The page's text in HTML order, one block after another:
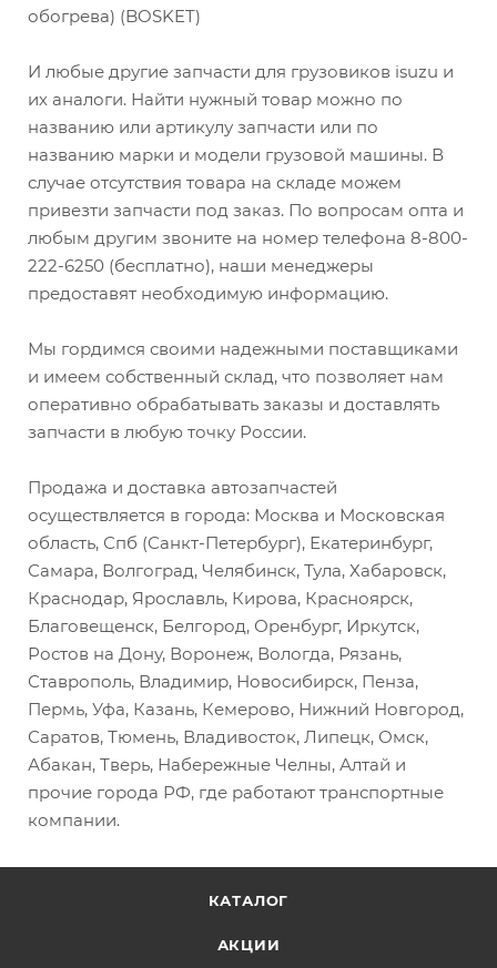
обогрева) (BOSKET)
И любые другие запчасти для грузовиков isuzu и
их аналоги. Найти нужный товар можно по
названию или артикулу запчасти или по
названию марки и модели грузовой машины. В
случае отсутствия товара на складе можем
привезти запчасти под заказ. По вопросам опта и
любым другим звоните на номер телефона 8-800-
222-6250 (бесплатно), наши менеджеры
предоставят необходимую информацию.
Мы гордимся своими надежными поставщиками
и имеем собственный склад, что позволяет нам
оперативно обрабатывать заказы и доставлять
запчасти в любую точку России.
Продажа и доставка автозапчастей
осуществляется в города: Москва и Московская
область, Спб (Санкт-Петербург), Екатеринбург,
Самара, Волгоград, Челябинск, Тула, Хабаровск,
Краснодар, Ярославль, Кирова, Красноярск,
Благовещенск, Белгород, Оренбург, Иркутск,
Ростов на Дону, Воронеж, Вологда, Рязань,
Ставрополь, Владимир, Новосибирск, Пенза,
Пермь, Уфа, Казань, Кемерово, Нижний Новгород,
Саратов, Тюмень, Владивосток, Липецк, Омск,
Абакан, Тверь, Набережные Челны, Алтай и
прочие города РФ, где работают транспортные
компании.
КАТАЛОГ
АКЦИИ